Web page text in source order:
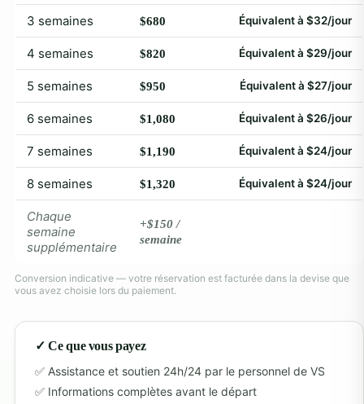
3 semaines $680 Équivalent à $32/jour
4 semaines $820 Équivalent à $29/jour
5 semaines $950 Équivalent à $27/jour
6 semaines $1,080 Équivalent à $26/jour
7 semaines $1,190 Équivalent à $24/jour
8 semaines $1,320 Équivalent à $24/jour
Chaque
semaine
supplémentaire
+$150 /
semaine
Conversion indicative — votre réservation est facturée dans la devise que
vous avez choisie lors du paiement.
✓ Ce que vous payez
Assistance et soutien 24h/24 par le personnel de VS
Informations complètes avant le départ